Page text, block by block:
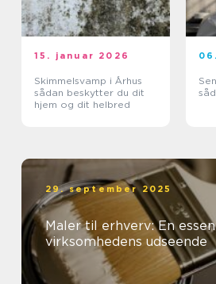
15. januar 2026
Skimmelsvamp i Århus
sådan beskytter du dit
hjem og dit helbred
29. september 2025
Maler til erhverv: En
virksomhedens udseende